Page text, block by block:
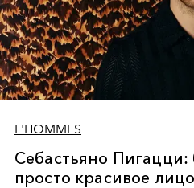
L'HOMMES
Себастьяно
просто красивое лицо